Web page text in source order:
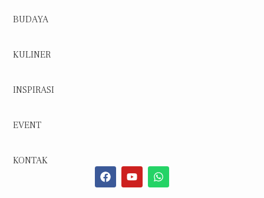
BUDAYA
KULINER
INSPIRASI
EVENT
KONTAK